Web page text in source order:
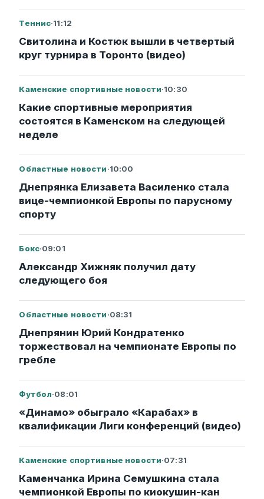
Теннис·11:12
Свитолина и Костюк вышли в четвертый
круг турнира в Торонто (видео)
Каменские спортивные новости·10:30
Какие спортивные мероприятия
состоятся в Каменском на следующей
неделе
Областные новости·10:00
Днепрянка Елизавета Василенко стала
вице-чемпионкой Европы по парусному
спорту
Бокс·09:01
Александр Хижняк получил дату
следующего боя
Областные новости·08:31
Днепрянин Юрий Кондратенко
торжествовал на чемпионате Европы по
гребле
Футбол·08:01
«Динамо» обыграло «Карабах» в
квалификации Лиги конференций (видео)
Каменские спортивные новости·07:31
Каменчанка Ирина Семушкина стала
чемпионкой Европы по киокушин-кан